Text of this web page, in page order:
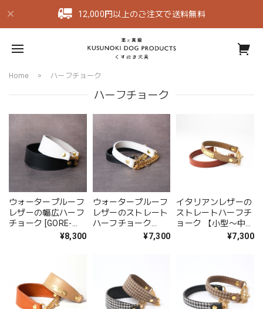
12,000円以上のご注文で送料無料
Home ハーフチョーク
ハーフチョーク
ウォータープルーフ
レザーの幅広ハーフ
チョーク [GORE-
TEX仕様レザー]¥8,300
ウォータープルーフ
レザーのストレート
ハーフチョーク
[GORE-TEX仕様レザ
¥7,300
イタリアンレザーの
ストレートハーフチ
ョーク 【小型〜中型
¥7,300